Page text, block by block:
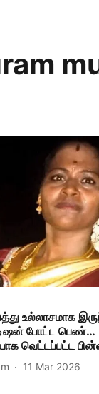
உல்லாசமாக
போட்ட பெண்…
வெட்டப்பட்ட
11 Mar 2026